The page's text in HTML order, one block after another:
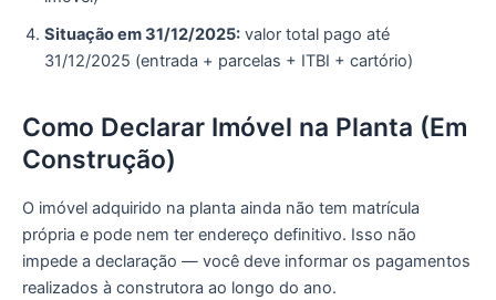
Situação em 31/12/2025: valor total pago até
31/12/2025 (entrada + parcelas + ITBI + cartório)
Como Declarar Imóvel na Planta (Em
Construção)
O imóvel adquirido na planta ainda não tem matrícula
própria e pode nem ter endereço definitivo. Isso não
impede a declaração — você deve informar os pagamentos
realizados à construtora ao longo do ano.